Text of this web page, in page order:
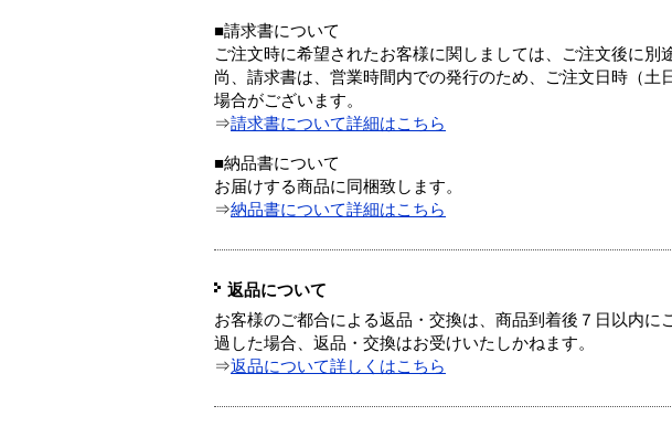
■請求書について
ご注文時に希望されたお客様に関しましては、ご注文後に別
尚、請求書は、営業時間内での発行のため、ご注文日時（
場合がございます。
⇒請求書について詳細はこちら
■納品書について
お届けする商品に同梱致します。
⇒納品書について詳細はこちら
返品について
お客様のご都合による返品・交換は、商品到着後７日以内
過した場合、返品・交換はお受けいたしかねます。
⇒返品について詳しくはこちら